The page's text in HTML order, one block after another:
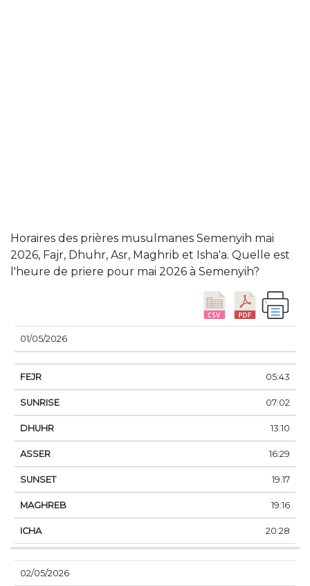
Horaires des prières musulmanes Semenyih mai
2026, Fajr, Dhuhr, Asr, Maghrib et Isha'a. Quelle est
l'heure de priere pour mai 2026 à Semenyih?
DATE
01/05/2026
05:43
07:02
13:10
16:29
19:17
19:16
20:28
02/05/2026